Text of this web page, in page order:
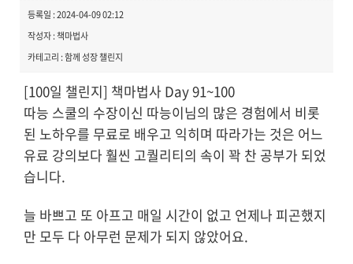
등록일 : 2024-04-09 02:12
작성자 : 책마법사
카테고리 : 함께 성장 챌린지
[100일 챌린지] 책마법사 Day 91~100
따능 스쿨의 수장이신 따능이님의 많은 경험에서 비롯
된 노하우를 무료로 배우고 익히며 따라가는 것은 어느
유료 강의보다 훨씬 고퀄리티의 속이 꽉 찬 공부가 되었
습니다.
늘 바쁘고 또 아프고 매일 시간이 없고 언제나 피곤했지
만 모두 다 아무런 문제가 되지 않았어요.